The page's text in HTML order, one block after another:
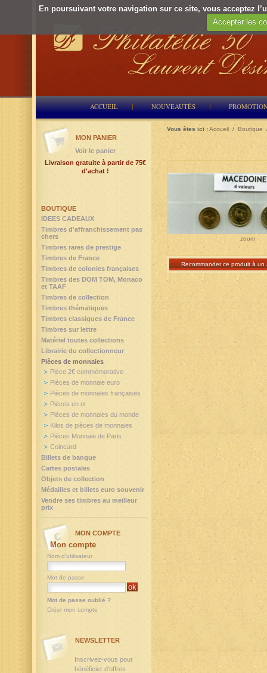
En poursuivant votre navigation sur ce site, vous acceptez
Accepter les
ACCUEIL NOUVEAUTÉS
Vous êtes ici :Accueil / Boutique
zoom
Recommander ce produit à un
BOUTIQUE
IDEES CADEAUX
Timbres d'affranchissement pas
chers
Timbres rares de prestige
Timbres de France
Timbres de colonies françaises
Timbres des DOM TOM, Monaco
et TAAF
Timbres de collection
Timbres thématiques
Timbres classiques de France
Timbres sur lettre
Matériel toutes collections
Librairie du collectionneur
Pièces de monnaies
Pièce 2€ commémorative
Pièces de monnaie euro
Pièces de monnaies françaises
Pièces en or
Pièces de monnaies du monde
Kilos de pièces de monnaies
Pièces Monnaie de Paris
Coincard
Billets de banque
Cartes postales
Objets de collection
Médailles et billets euro souvenir
Vendre ses timbres au meilleur
prix
MON PANIER
Voir le panier
Livraison gratuite à partir de 75€
d'achat !
MON COMPTE
Mon compte
Nom d'utilisateur
Mot de passe
Mot de passe oublié ?
Créer mon compte
NEWSLETTER
Inscrivez-vous pour
bénéficier d'offres